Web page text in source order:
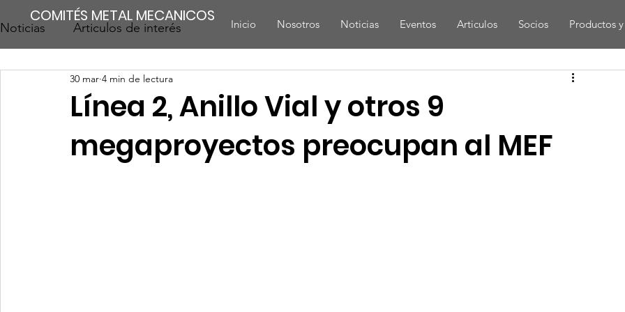
COMITÉS METAL MECANICOS Inicio Nosotros Noticias Eventos Articulos Socios Productos
Noticias Articulos de interés
Línea 2, Anillo Vial y otros 9
megaproyectos preocupan al MEF
30 mar 4 min de lectura